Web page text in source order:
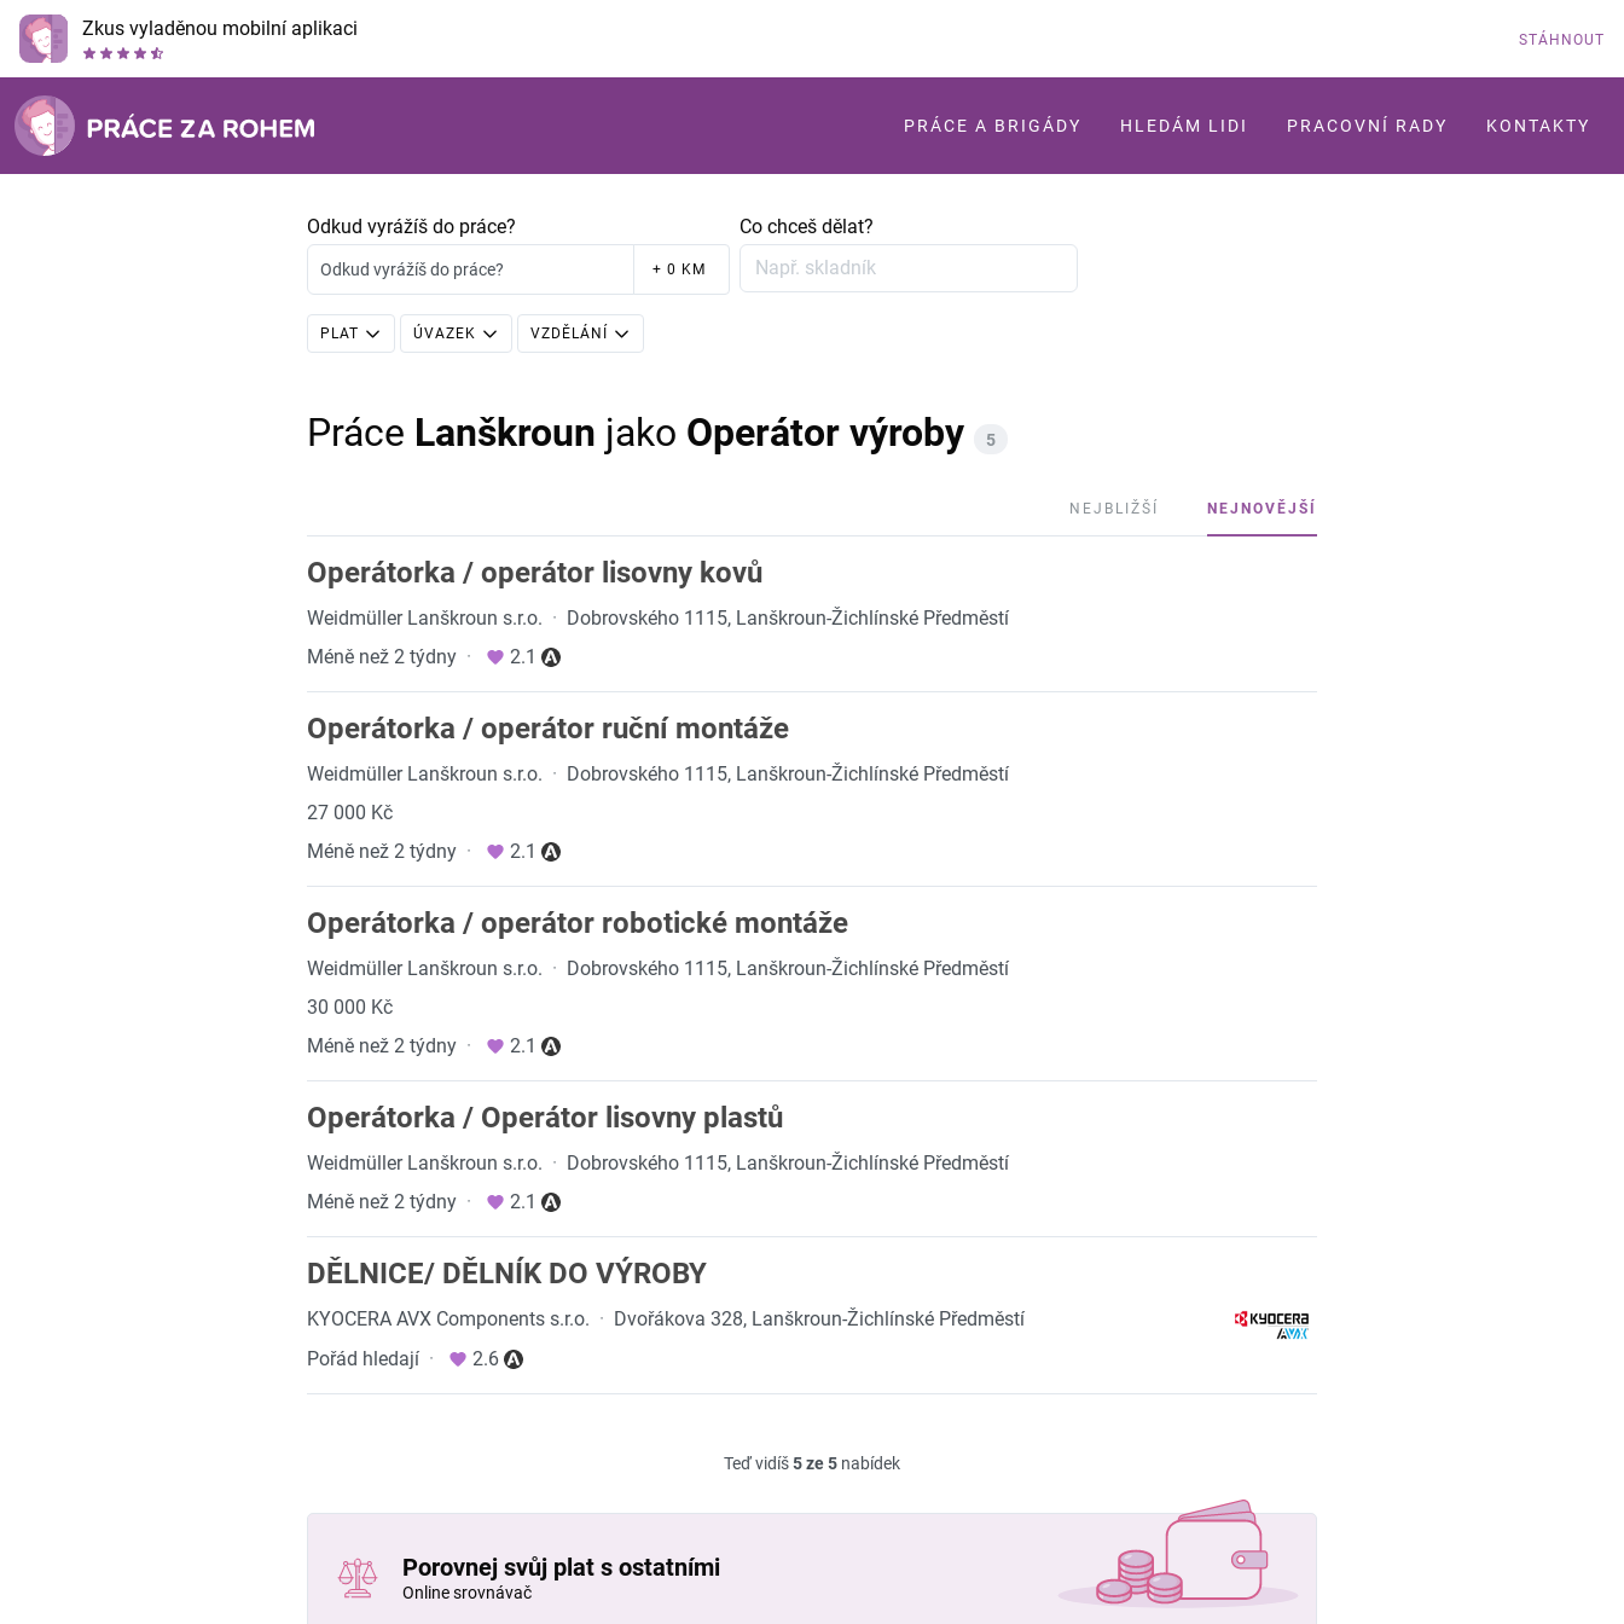
Zkus vyladěnou mobilní aplikaci STÁHNOUT
PRÁCE A BRIGÁDY HLEDÁM LIDI PRACOVNÍ RADY KONTAKTY
Odkud vyrážíš do práce?
Odkud vyrážíš do práce? + 0 KM
Co chceš dělat?
PLAT ÚVAZEK VZDĚLÁNÍ
Práce Lanškroun jako Operátor výroby 5
NEJBLIŽŠÍ NEJNOVĚJŠÍ
Operátorka / operátor lisovny kovů
Weidmüller Lanškroun s.r.o. · Dobrovského 1115, Lanškroun-Žichlínské Předměstí
Méně než 2 týdny · 2.1
Operátorka / operátor ruční montáže
Weidmüller Lanškroun s.r.o. · Dobrovského 1115, Lanškroun-Žichlínské Předměstí
27 000 Kč
Méně než 2 týdny · 2.1
Operátorka / operátor robotické montáže
Weidmüller Lanškroun s.r.o. · Dobrovského 1115, Lanškroun-Žichlínské Předměstí
30 000 Kč
Méně než 2 týdny · 2.1
Operátorka / Operátor lisovny plastů
Weidmüller Lanškroun s.r.o. · Dobrovského 1115, Lanškroun-Žichlínské Předměstí
Méně než 2 týdny · 2.1
DĚLNICE/ DĚLNÍK DO VÝROBY
KYOCERA AVX Components s.r.o. · Dvořákova 328, Lanškroun-Žichlínské Předměstí
Pořád hledají · 2.6
Teď vidíš5 ze 5 nabídek
Porovnej svůj plat s ostatními
Online srovnávač